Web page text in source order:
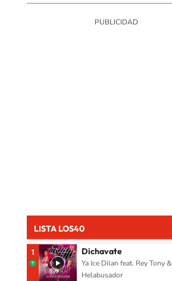
LISTA LOS40
1 Dichavate
Ya Ice Dilan feat. Rey Tony &
Helabusador